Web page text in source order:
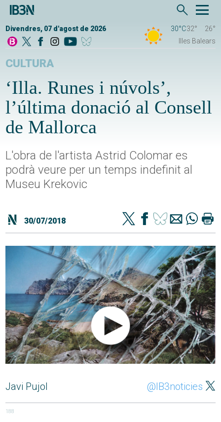
Divendres, 07 d'agost de 2026 30°C32°
26°
Illes Balears
CULTURA
‘Illa. Runes i núvols’,
l’última donació al Consell
de Mallorca
L'obra de l'artista Astrid Colomar es
podrà veure per un temps indefinit al
Museu Krekovic
30/07/2018
Javi Pujol @IB3noticies
188